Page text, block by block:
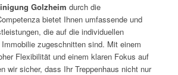
Golzheim durch die
bietet Ihnen umfassende und
die auf die individuellen
zugeschnitten sind. Mit einem
Flexibilität und einem klaren Fokus auf
wir sicher, dass Ihr Treppenhaus nicht nur